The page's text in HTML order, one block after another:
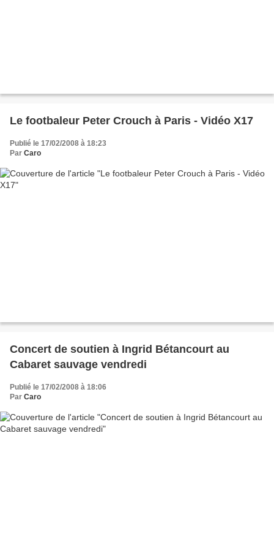
Le footbaleur Peter Crouch à Paris - Vidéo X17
Publié le 17/02/2008 à 18:23
Par Caro
Concert de soutien à Ingrid Bétancourt au
Cabaret sauvage vendredi
Publié le 17/02/2008 à 18:06
Par Caro